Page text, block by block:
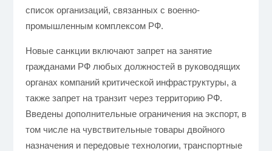
список организаций, связанных с военно-
промышленным комплексом РФ.
Новые санкции включают запрет на занятие
гражданами РФ любых должностей в руководящих
органах компаний критической инфраструктуры, а
также запрет на транзит через территорию РФ.
Введены дополнительные ограничения на экспорт, в
том числе на чувствительные товары двойного
назначения и передовые технологии, транспортные